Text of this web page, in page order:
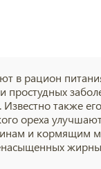
в рацион
также
ореха
и кормящим